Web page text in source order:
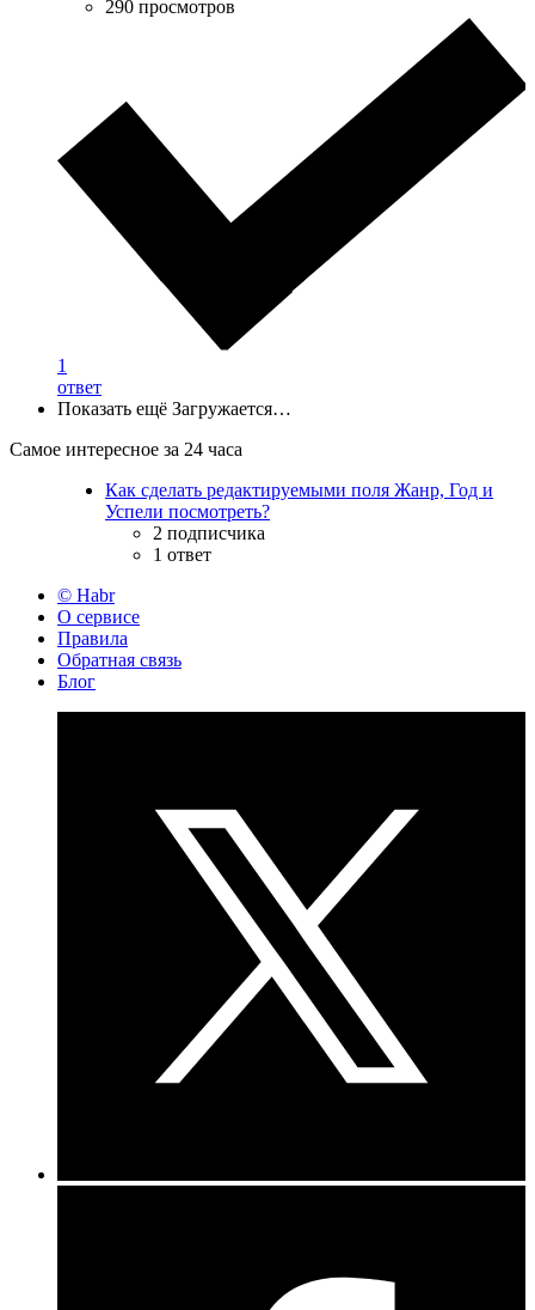
290 просмотров
1
ответ
Показать ещё Загружается…
Самое интересное за 24 часа
Как сделать редактируемыми поля Жанр, Год и
Успели посмотреть?
2 подписчика
1 ответ
© Habr
О сервисе
Правила
Обратная связь
Блог